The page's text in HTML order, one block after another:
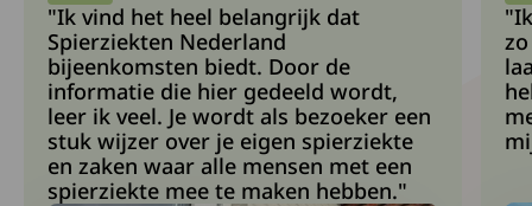
"Ik vind het heel belangrijk dat
Spierziekten Nederland
bijeenkomsten biedt. Door de
informatie die hier gedeeld wordt,
leer ik veel. Je wordt als bezoeker een
stuk wijzer over je eigen spierziekte
en zaken waar alle mensen met een
spierziekte mee te maken hebben."